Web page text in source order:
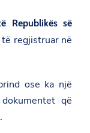
Republikës së
regjistruar në
ose ka një
që